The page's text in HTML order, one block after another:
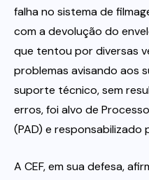
falha no sistema de
com a devolução do
que tentou por diversas
problemas avisando aos
suporte técnico, sem
erros, foi alvo de
(PAD) e responsabilizado
A CEF, em sua defesa,